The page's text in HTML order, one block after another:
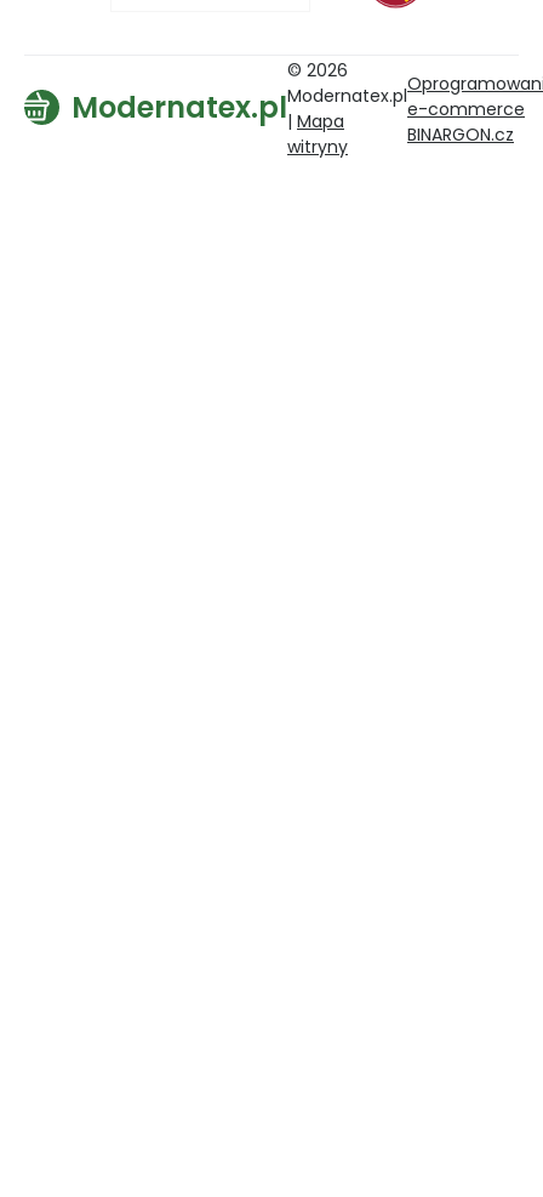
Modernatex.pl
© 2026
Modernatex.pl
| Mapa
witryny
e-commerce
BINARGON.cz